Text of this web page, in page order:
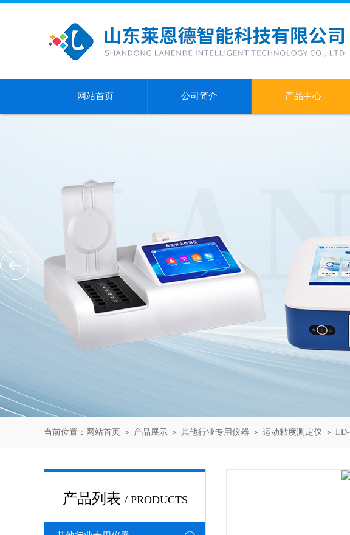
网站首页 公司简介 产品中心
当前位置： 网站首页 ＞ 产品展示 ＞ 其他行业专用仪器 ＞ 运动粘度测定仪 ＞
产品列表 / PRODUCTS